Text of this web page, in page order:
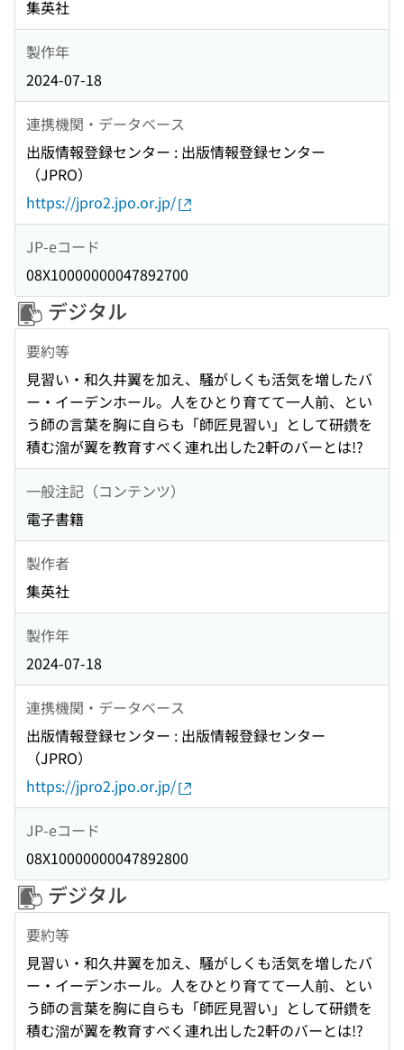
集英社
製作年
2024-07-18
連携機関・データベース
出版情報登録センター : 出版情報登録センター
（JPRO）
https://jpro2.jpo.or.jp/
JP-eコード
08X10000000047892700
デジタル
要約等
見習い・和久井翼を加え、騒がしくも活気を増したバ
ー・イーデンホール。人をひとり育てて一人前、とい
う師の言葉を胸に自らも「師匠見習い」として研鑽を
積む溜が翼を教育すべく連れ出した2軒のバーとは!?
一般注記（コンテンツ）
電子書籍
製作者
集英社
製作年
2024-07-18
連携機関・データベース
出版情報登録センター : 出版情報登録センター
（JPRO）
https://jpro2.jpo.or.jp/
JP-eコード
08X10000000047892800
デジタル
要約等
見習い・和久井翼を加え、騒がしくも活気を増したバ
ー・イーデンホール。人をひとり育てて一人前、とい
う師の言葉を胸に自らも「師匠見習い」として研鑽を
積む溜が翼を教育すべく連れ出した2軒のバーとは!?